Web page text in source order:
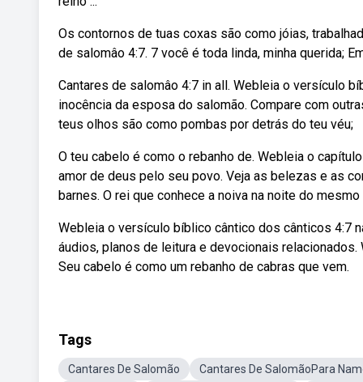
Os contornos de tuas coxas são como jóias,
de salomâo 4:7. 7 você é toda linda, minha querida;
Cantares de salomâo 4:7 in all. Webleia o versículo
inocência da esposa do salomão. Compare com
teus olhos são como pombas por detrás do teu véu;
O teu cabelo é como o rebanho de. Webleia o
amor de deus pelo seu povo. Veja as belezas e as
barnes. O rei que conhece a noiva na noite do
Webleia o versículo bíblico cântico dos cânticos 4:7
áudios, planos de leitura e devocionais
Seu cabelo é como um rebanho de cabras que vem.
Tags
Cantares De Salomão
Cantares De SalomãoPara